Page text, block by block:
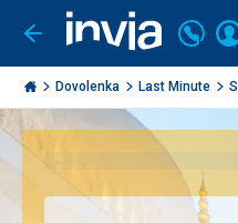
Ísť
späť
Invia.sk
2
Dovolenka Last Minute